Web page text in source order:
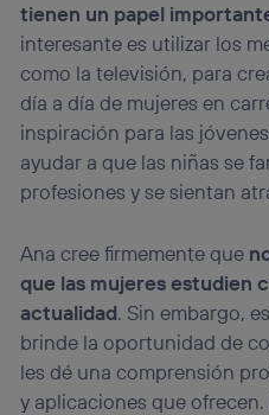
tienen un papel
interesante es utilizar los
como la televisión, para
día a día de mujeres en
inspiración para las
ayudar a que las niñas se
profesiones y se sientan
Ana cree firmemente que
que las mujeres estudien
actualidad. Sin embargo,
brinde la oportunidad de
les dé una comprensión
y aplicaciones que